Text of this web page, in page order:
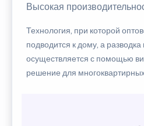
Высокая
Технология, при которой
подводится к дому, а
осуществляется с помощью
решение для